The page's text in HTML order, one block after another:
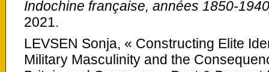
Indochine française, années 1850-
2021.
LEVSEN Sonja, « Constructing Elite
Military Masculinity and the